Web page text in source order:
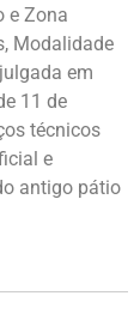
e Zona
Modalidade
em
11 de
técnicos
e
antigo pátio